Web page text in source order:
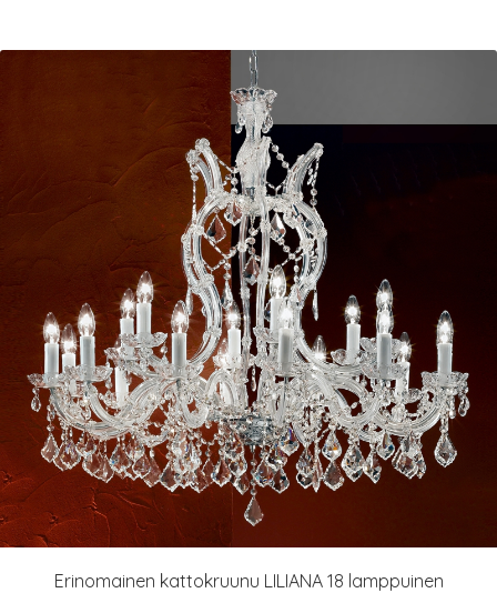
Erinomainen kattokruunu LILIANA 18 lamppuinen